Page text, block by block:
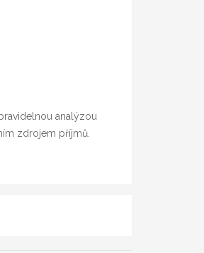
analýzou
zdrojem příjmů.